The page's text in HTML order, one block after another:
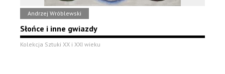
Andrzej Wróblewski
Słońce i inne gwiazdy
Kolekcja Sztuki XX i XXI wieku